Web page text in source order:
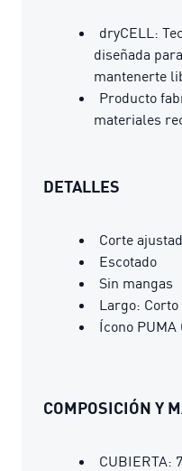
dryCELL:
diseñada
mantenerte
Producto
materiales
DETALLES
Corte
Escotado
Sin mangas
Largo: Corto
Ícono
COMPOSICIÓN Y
CUBIERTA: